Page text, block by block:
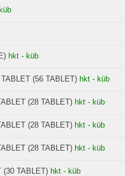
hkt - küb
(56 TABLET) hkt - küb
(28 TABLET) hkt - küb
(28 TABLET) hkt - küb
(28 TABLET) hkt - küb
(30 TABLET) hkt - küb